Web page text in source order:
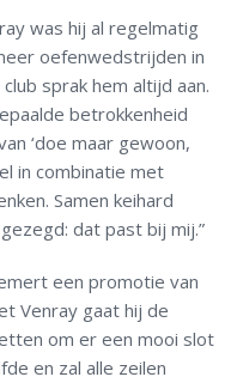
was hij al regelmatig
oefenwedstrijden in
sprak hem altijd aan.
betrokkenheid
‘doe maar gewoon,
in combinatie met
Samen keihard
dat past bij mij.”
een promotie van
Venray gaat hij de
om er een mooi slot
en zal alle zeilen